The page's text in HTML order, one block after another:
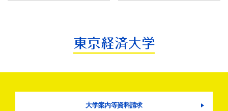
大学案内等資料請求